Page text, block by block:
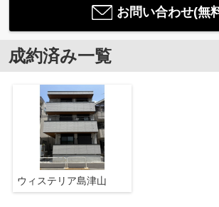
お問い合わせ(無
成約済み一覧
ウィステリア島津山